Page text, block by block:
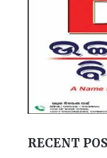
RECENT